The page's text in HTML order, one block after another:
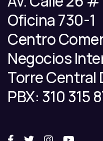
Oficina 730-1
Centro
Negocios
Torre Central
PBX: 310 315